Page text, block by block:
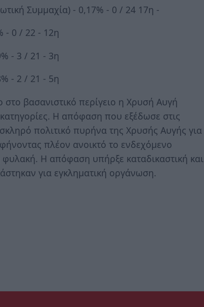
Συμμαχία) - 0,17% - 0 / 24 17η -
- 0 / 22 - 12η
- 3 / 21 - 3η
- 2 / 21 - 5η
βασανιστικό περίγειο η Χρυσή Αυγή
Η απόφαση που εξέδωσε στις
πολιτικό πυρήνα της Χρυσής Αυγής για
πλέον ανοικτό το ενδεχόμενο
Η απόφαση υπήρξε καταδικαστική και
για εγκληματική οργάνωση.